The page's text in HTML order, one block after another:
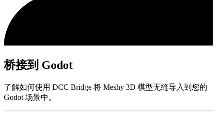
桥接到 Godot
了解如何使用 DCC Bridge 将 Meshy 3D 模型无缝导入到您的
Godot 场景中。